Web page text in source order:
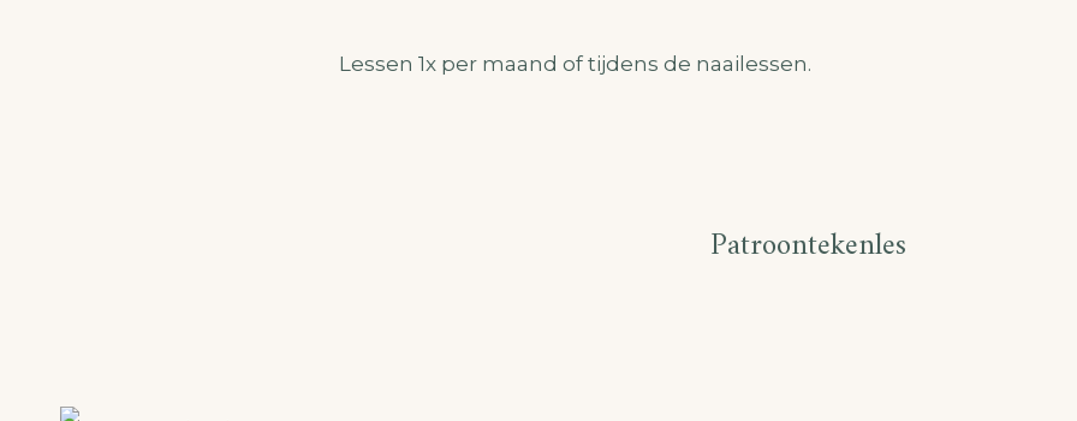
Lessen 1x per maand of tijdens de naailessen.
Patroontekenles